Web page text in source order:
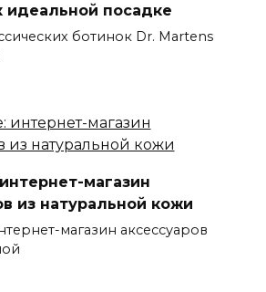
идеальной посадке
ботинок Dr. Martens
магазин
из натуральной кожи
магазин аксессуаров